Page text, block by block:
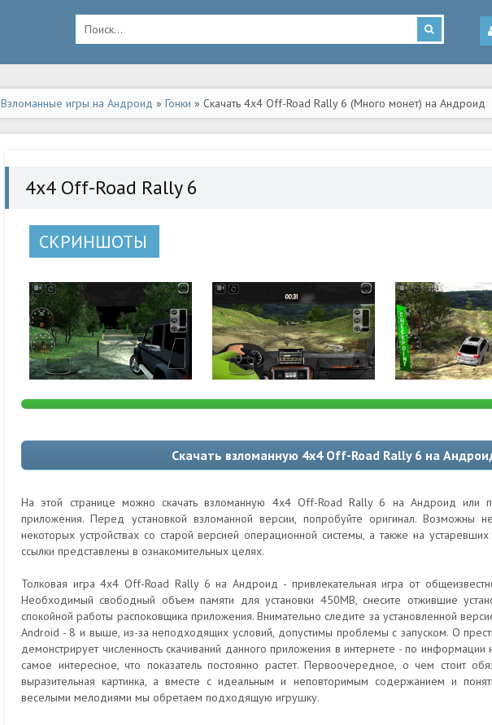
Взломанные игры на Андроид » Гонки » Скачать 4x4 Off-Road Rally 6 (Много монет) на Андроид
4x4 Off-Road Rally 6
СКРИНШОТЫ
Скачать взломанную 4x4 Off-Road Rally 6 на
На этой странице можно скачать взломанную 4x4 Off-Road Rally 6 на Андроид или
приложения. Перед установкой взломанной версии, попробуйте оригинал. Возможны
некоторых устройствах со старой версией операционной системы, а также на
ссылки представлены в ознакомительных целях.
Толковая игра 4x4 Off-Road Rally 6 на Андроид - привлекательная игра от
Необходимый свободный объем памяти для установки 450MB, снесите отжившие
спокойной работы распоковщика приложения. Внимательно следите за установленной
Android - 8 и выше, из-за неподходящих условий, допустимы проблемы с запуском. О
демонстрирует численность скачиваний данного приложения в интернете - по информации
самое интересное, что показатель постоянно растет. Первоочередное, о чем стоит
выразительная картинка, а вместе с идеальным и неповторимым содержанием и
веселыми мелодиями мы обретаем подходящую игрушку.